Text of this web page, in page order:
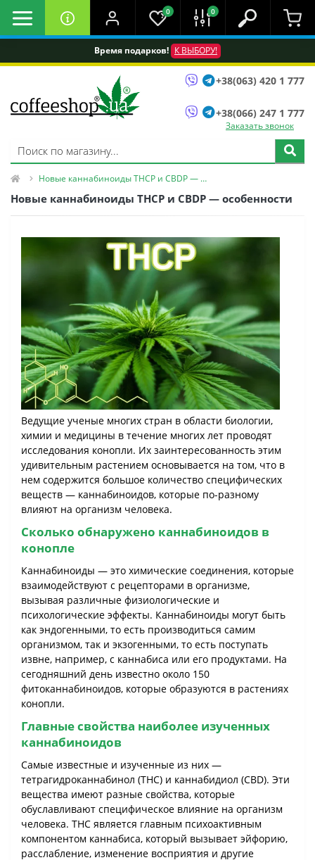
Время подарков! К ВЫБОРУ!
0 0
+38(063) 420 1 777
+38(066) 247 1 777
Заказать звонок
Новые каннабиноиды THCP и CBDP ― особенности
Новые каннабиноиды THCP и CBDP ― особенности
Ведущие ученые многих стран в области биологии,
химии и медицины в течение многих лет проводят
исследования конопли. Их заинтересованность этим
удивительным растением основывается на том, что в
нем содержится большое количество специфических
веществ ― каннабиноидов, которые по-разному
влияют на организм человека.
Сколько обнаружено каннабиноидов в
конопле
Каннабиноиды — это химические соединения, которые
взаимодействуют с рецепторами в организме,
вызывая различные физиологические и
психологические эффекты. Каннабиноиды могут быть
как эндогенными, то есть производиться самим
организмом, так и экзогенными, то есть поступать
извне, например, с каннабиса или его продуктами. На
сегодняшний день известно около 150
фитоканнабиноидов, которые образуются в растениях
конопли.
Главные свойства наиболее изученных
каннабиноидов
Самые известные и изученные из них ―
тетрагидроканнабинол (THC) и каннабидиол (CBD). Эти
вещества имеют разные свойства, которые
обуславливают специфическое влияние на организм
человека. THC является главным психоактивным
компонентом каннабиса, который вызывает эйфорию,
расслабление, изменение восприятия и другие